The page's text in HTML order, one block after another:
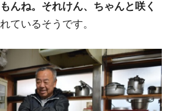
んね。それけん、ちゃんと咲く
ているそうです。